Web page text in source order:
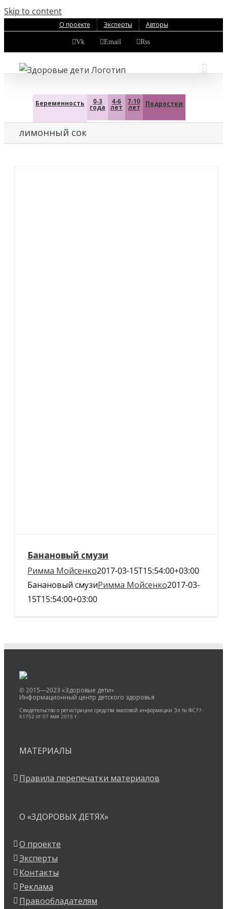
Skip to content
О проекте Эксперты Авторы
Vk Email Rss
Беременность 0-3
года
4-6
лет
7-10
лет Подростки
лимонный сок
Банановый смузи
Римма Мойсенко2017-03-15T15:54:00+03:00
Банановый смузиРимма Мойсенко2017-03-
15T15:54:00+03:00
© 2015—2023 «Здоровые дети»
Информационный центр детского здоровья
Свидетельство о регистрации средства массовой информации Эл № ФС77-
61752 от 07 мая 2015 г.
МАТЕРИАЛЫ
Правила перепечатки материалов
О «ЗДОРОВЫХ ДЕТЯХ»
О проекте
Эксперты
Контакты
Реклама
Правообладателям